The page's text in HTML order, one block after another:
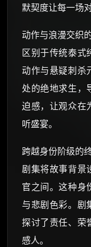
默契度让每一场
动作与浪漫交织
区别于传统泰式
动作与悬疑刺杀
处的绝地求生，
迫感，让观众在
听盛宴。
跨越身份阶级的
剧集将故事背景
官之间。这种身
与悲剧色彩。剧
探讨了责任、荣
感人。